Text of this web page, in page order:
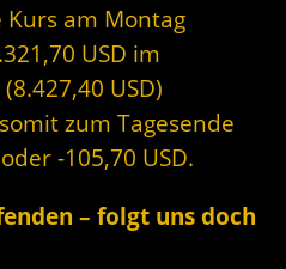
Kurs am Montag
USD im
USD)
zum Tagesende
-105,70 USD.
– folgt uns doch